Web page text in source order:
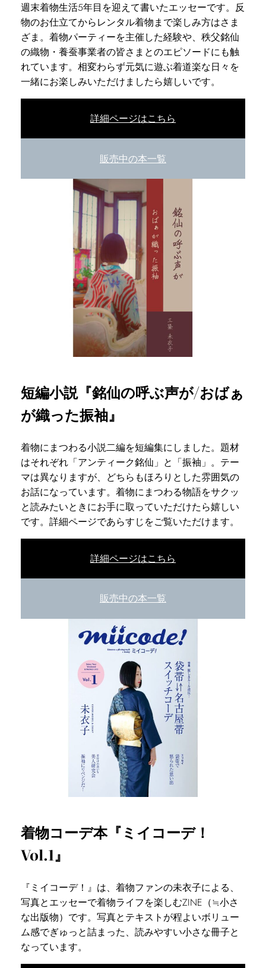
週末着物生活5年目を迎えて書いたエッセーです。反
物のお仕立てからレンタル着物まで楽しみ方はさま
ざま。着物パーティーを主催した経験や、秩父銘仙
の織物・養蚕事業者の皆さまとのエピソードにも触
れています。相変わらず元気に遊ぶ着道楽な日々を
一緒にお楽しみいただけましたら嬉しいです。
詳細ページはこちら
販売中の本一覧
短編小説『銘仙の呼ぶ声が/おばぁ
が織った振袖』
着物にまつわる小説二編を短編集にしました。題材
はそれぞれ「アンティーク銘仙」と「振袖」。テー
マは異なりますが、どちらもほろりとした雰囲気の
お話になっています。着物にまつわる物語をサクッ
と読みたいときにお手に取っていただけたら嬉しい
です。詳細ページであらすじをご覧いただけます。
詳細ページはこちら
販売中の本一覧
着物コーデ本『ミイコーデ！
Vol.1』
『ミイコーデ！』は、着物ファンの未衣子による、
写真とエッセーで着物ライフを楽しむZINE（≒小さ
な出版物）です。写真とテキストが程よいボリュー
ム感でぎゅっと詰まった、読みやすい小さな冊子と
なっています。